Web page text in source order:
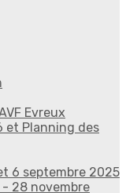
Evreux
et Planning des
6 septembre 2025
28 novembre